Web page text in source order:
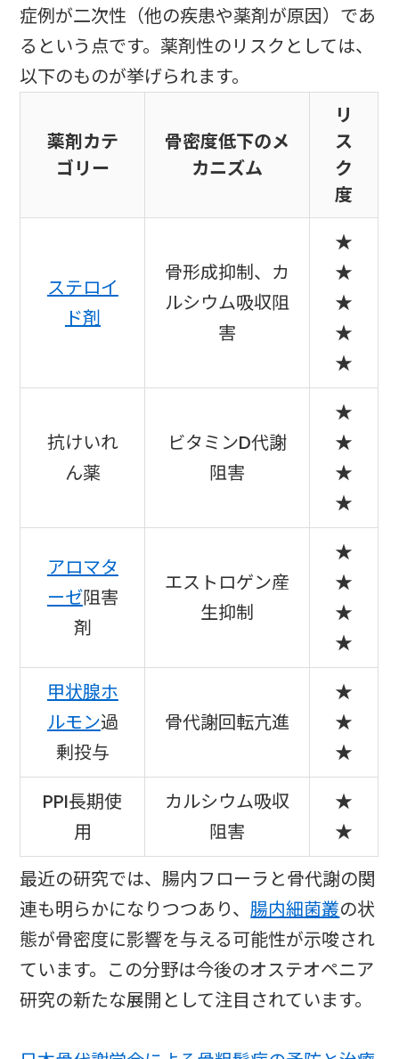
症例が二次性（他の疾患や薬剤が原因）であ
るという点です。薬剤性のリスクとしては、
以下のものが挙げられます。
薬剤カテ
ゴリー
骨密度低下のメ
カニズム
リ
ス
ク
度
ステロイ
ド剤
骨形成抑制、カ
ルシウム吸収阻
害
★
★
★
★
★
抗けいれ
ん薬
ビタミンD代謝
阻害
★
★
★
★
アロマタ
ーゼ阻害
剤
エストロゲン産
生抑制
★
★
★
★
甲状腺ホ
ルモン過
剰投与
骨代謝回転亢進
★
★
★
PPI長期使
用
カルシウム吸収
阻害
★
★
最近の研究では、腸内フローラと骨代謝の関
連も明らかになりつつあり、腸内細菌叢の状
態が骨密度に影響を与える可能性が示唆され
ています。この分野は今後のオステオペニア
研究の新たな展開として注目されています。